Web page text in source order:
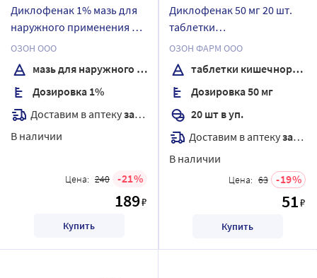
Диклофенак 1% мазь для
наружного применения 30
гр
ОЗОН ООО
мазь для наружного применения
Дозировка 1%
Доставим в аптекузавтра
В наличии
Цена: 240 21
189₽
Купить
Диклофенак 50 мг 20 шт.
таблетки
кишечнорастворимые,
покрытые оболочкой
ОЗОН ФАРМ ООО
таблетки кишечнорастворимые, покрытые Оболочкой
Дозировка 50 мг
20 шт в уп.
Доставим в аптекузавтра
В наличии
Цена: 63 19
51₽
Купить